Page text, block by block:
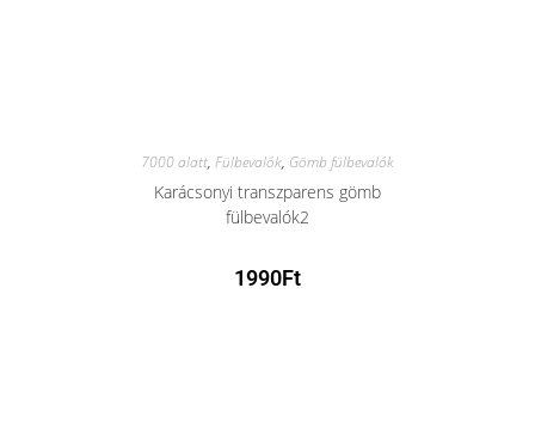
7000 alatt, Fülbevalók, Gömb fülbevalók
Karácsonyi transzparens gömb
fülbevalók2
1990Ft